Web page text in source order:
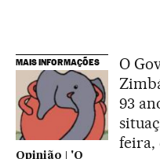
MAIS INFORMAÇÕES
Opinião | 'O
O
93
feira,